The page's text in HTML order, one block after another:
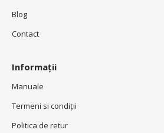
Blog
Contact
Informații
Manuale
Termeni si condiţii
Politica de retur